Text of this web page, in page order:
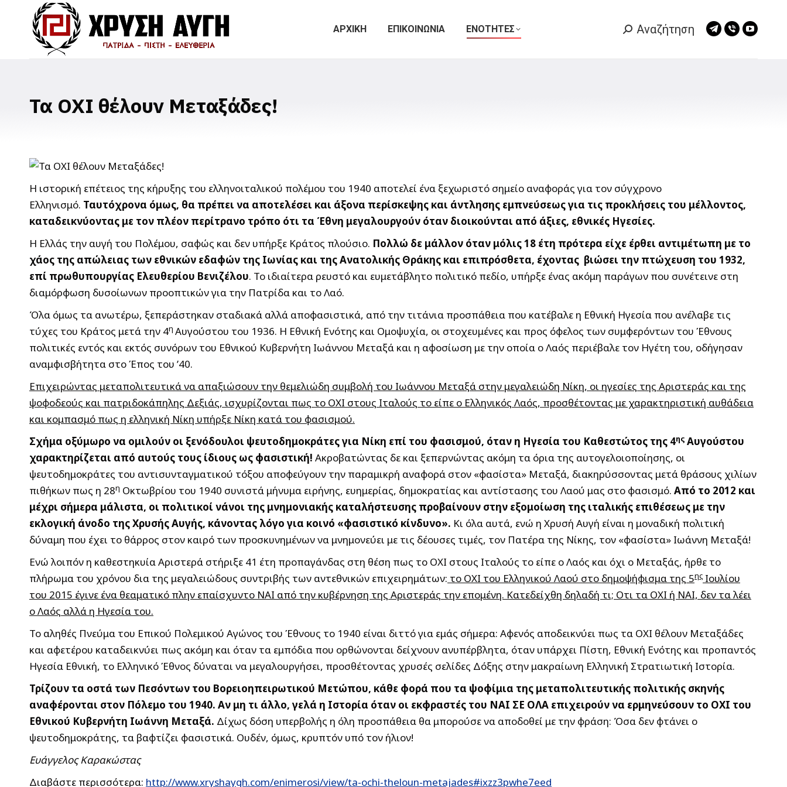
ΑΡΧΙΚΗ ΕΠΙΚΟΙΝΩΝΙΑ ΕΝΟΤΗΤΕΣ Search:
Αναζήτηση
Telegram
Viber
Τα ΟΧΙ θέλουν Μεταξάδες!
Η ιστορική επέτειος της κήρυξης του ελληνοιταλικού πολέμου του 1940 αποτελεί ένα ξεχωριστό σημείο αναφοράς για τον σύγχρονο
Ελληνισμό. Ταυτόχρονα όμως, θα πρέπει να αποτελέσει και άξονα περίσκεψης και άντλησης εμπνεύσεως για τις προκλήσεις του μέλλοντος,
καταδεικνύοντας με τον πλέον περίτρανο τρόπο ότι τα Έθνη μεγαλουργούν όταν διοικούνται από άξιες, εθνικές Ηγεσίες.
Η Ελλάς την αυγή του Πολέμου, σαφώς και δεν υπήρξε Κράτος πλούσιο. Πολλώ δε μάλλον όταν μόλις 18 έτη πρότερα είχε έρθει αντιμέτωπη με το
χάος της απώλειας των εθνικών εδαφών της Ιωνίας και της Ανατολικής Θράκης και επιπρόσθετα, έχοντας βιώσει την πτώχευση του 1932,
επί πρωθυπουργίας Ελευθερίου Βενιζέλου. Το ιδιαίτερα ρευστό και ευμετάβλητο πολιτικό πεδίο, υπήρξε ένας ακόμη παράγων που συνέτεινε στη
διαμόρφωση δυσοίωνων προοπτικών για την Πατρίδα και το Λαό.
Όλα όμως τα ανωτέρω, ξεπεράστηκαν σταδιακά αλλά αποφασιστικά, από την τιτάνια προσπάθεια που κατέβαλε η Εθνική Ηγεσία που ανέλαβε τις
τύχες του Κράτος μετά την 4η Αυγούστου του 1936. Η Εθνική Ενότης και Ομοψυχία, οι στοχευμένες και προς όφελος των συμφερόντων του Έθνους
πολιτικές εντός και εκτός συνόρων του Εθνικού Κυβερνήτη Ιωάννου Μεταξά και η αφοσίωση με την οποία ο Λαός περιέβαλε τον Ηγέτη του, οδήγησαν
αναμφισβήτητα στο Έπος του ’40.
Επιχειρώντας μεταπολιτευτικά να απαξιώσουν την θεμελιώδη συμβολή του Ιωάννου Μεταξά στην μεγαλειώδη Νίκη, οι ηγεσίες της Αριστεράς και της
ψοφοδεούς και πατριδοκάπηλης Δεξιάς, ισχυρίζονται πως το ΟΧΙ στους Ιταλούς το είπε ο Ελληνικός Λαός, προσθέτοντας με χαρακτηριστική αυθάδεια
και κομπασμό πως η ελληνική Νίκη υπήρξε Νίκη κατά του φασισμού.
Σχήμα οξύμωρο να ομιλούν οι ξενόδουλοι ψευτοδημοκράτες για Νίκη επί του φασισμού, όταν η Ηγεσία του Καθεστώτος της 4ης Αυγούστου
χαρακτηρίζεται από αυτούς τους ίδιους ως φασιστική! Ακροβατώντας δε και ξεπερνώντας ακόμη τα όρια της αυτογελοιοποίησης, οι
ψευτοδημοκράτες του αντισυνταγματικού τόξου αποφεύγουν την παραμικρή αναφορά στον «φασίστα» Μεταξά, διακηρύσσοντας μετά θράσους χιλίων
πιθήκων πως η 28η Οκτωβρίου του 1940 συνιστά μήνυμα ειρήνης, ευημερίας, δημοκρατίας και αντίστασης του Λαού μας στο φασισμό. Από το 2012 και
μέχρι σήμερα μάλιστα, οι πολιτικοί νάνοι της μνημονιακής καταλήστευσης προβαίνουν στην εξομοίωση της ιταλικής επιθέσεως με την
εκλογική άνοδο της Χρυσής Αυγής, κάνοντας λόγο για κοινό «φασιστικό κίνδυνο». Κι όλα αυτά, ενώ η Χρυσή Αυγή είναι η μοναδική πολιτική
δύναμη που έχει το θάρρος στον καιρό των προσκυνημένων να μνημονεύει με τις δέουσες τιμές, τον Πατέρα της Νίκης, τον «φασίστα» Ιωάννη Μεταξά!
Ενώ λοιπόν η καθεστηκυία Αριστερά στήριξε 41 έτη προπαγάνδας στη θέση πως το ΟΧΙ στους Ιταλούς το είπε ο Λαός και όχι ο Μεταξάς, ήρθε το
πλήρωμα του χρόνου δια της μεγαλειώδους συντριβής των αντεθνικών επιχειρημάτων: το ΟΧΙ του Ελληνικού Λαού στο δημοψήφισμα της 5ης Ιουλίου
του 2015 έγινε ένα θεαματικό πλην επαίσχυντο ΝΑΙ από την κυβέρνηση της Αριστεράς την επομένη. Κατεδείχθη δηλαδή τι; Οτι τα ΟΧΙ ή ΝΑΙ, δεν τα λέει
ο Λαός αλλά η Ηγεσία του.
Το αληθές Πνεύμα του Επικού Πολεμικού Αγώνος του Έθνους το 1940 είναι διττό για εμάς σήμερα: Αφενός αποδεικνύει πως τα ΟΧΙ θέλουν Μεταξάδες
και αφετέρου καταδεικνύει πως ακόμη και όταν τα εμπόδια που ορθώνονται δείχνουν ανυπέρβλητα, όταν υπάρχει Πίστη, Εθνική Ενότης και προπαντός
Ηγεσία Εθνική, το Ελληνικό Έθνος δύναται να μεγαλουργήσει, προσθέτοντας χρυσές σελίδες Δόξης στην μακραίωνη Ελληνική Στρατιωτική Ιστορία.
Τρίζουν τα οστά των Πεσόντων του Βορειοηπειρωτικού Μετώπου, κάθε φορά που τα ψοφίμια της μεταπολιτευτικής πολιτικής σκηνής
αναφέρονται στον Πόλεμο του 1940. Αν μη τι άλλο, γελά η Ιστορία όταν οι εκφραστές του ΝΑΙ ΣΕ ΟΛΑ επιχειρούν να ερμηνεύσουν το ΟΧΙ του
Εθνικού Κυβερνήτη Ιωάννη Μεταξά. Δίχως δόση υπερβολής η όλη προσπάθεια θα μπορούσε να αποδοθεί με την φράση: Όσα δεν φτάνει ο
ψευτοδημοκράτης, τα βαφτίζει φασιστικά. Ουδέν, όμως, κρυπτόν υπό τον ήλιον!
Ευάγγελος Καρακώστας
Διαβάστε περισσότερα: http://www.xryshaygh.com/enimerosi/view/ta-ochi-theloun-metajades#ixzz3pwhe7eed